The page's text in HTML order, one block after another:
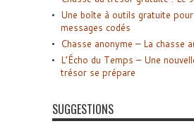
Une boîte à outils gratuite
messages codés
Chasse anonyme – La chasse
L’Écho du Temps – Une
trésor se prépare
SUGGESTIONS